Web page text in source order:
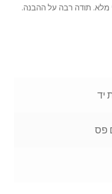
מלא. תודה רבה על ההבנה.
יד
פס